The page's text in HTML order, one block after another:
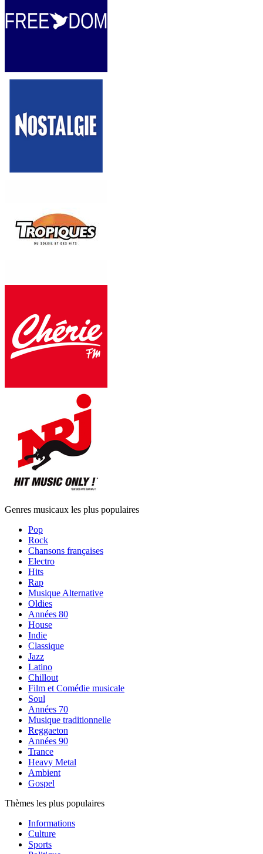
Genres musicaux les plus populaires
Pop
Rock
Chansons françaises
Electro
Hits
Rap
Musique Alternative
Oldies
Années 80
House
Indie
Classique
Jazz
Latino
Chillout
Film et Comédie musicale
Soul
Années 70
Musique traditionnelle
Reggaeton
Années 90
Trance
Heavy Metal
Ambient
Gospel
Thèmes les plus populaires
Informations
Culture
Sports